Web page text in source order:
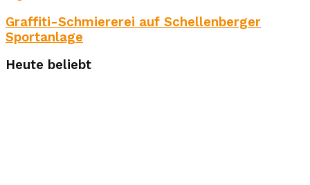
Graffiti-Schmiererei auf Schellenberger
Sportanlage
Heute beliebt